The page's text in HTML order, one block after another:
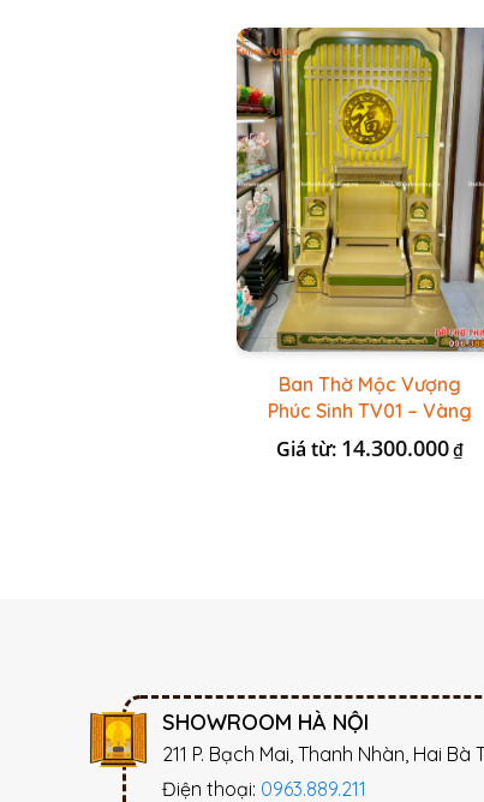
Ban Thờ Mộc Vượng
Phúc Sinh TV01 – Vàng
Kẻ Xanh Lá
Giá từ: 14.300.000₫
SHOWROOM HÀ NỘI
211 P. Bạch Mai, Thanh Nhàn, Hai Bà
Điện thoại: 0963.889.211